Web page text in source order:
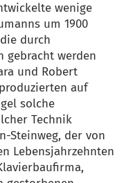
wenige
um 1900
durch
gebracht werden
und Robert
auf
solche
Technik
Steinweg, der von
Lebensjahrzehnten